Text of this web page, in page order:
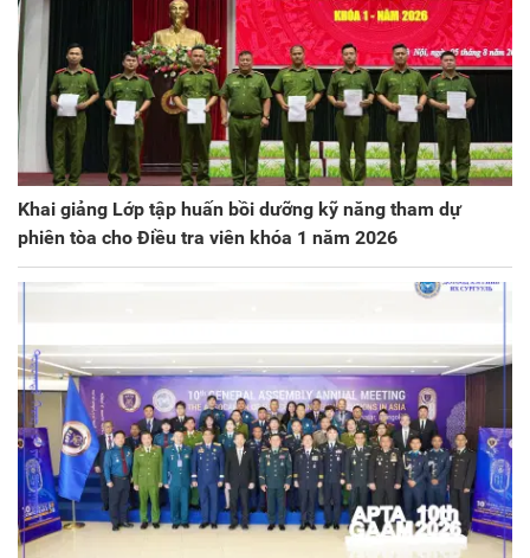
Khai giảng Lớp tập huấn bồi dưỡng kỹ năng tham dự
phiên tòa cho Điều tra viên khóa 1 năm 2026